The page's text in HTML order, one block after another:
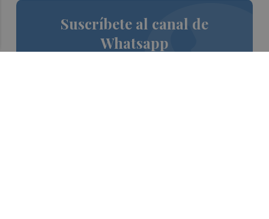
Suscríbete al canal de
Whatsapp